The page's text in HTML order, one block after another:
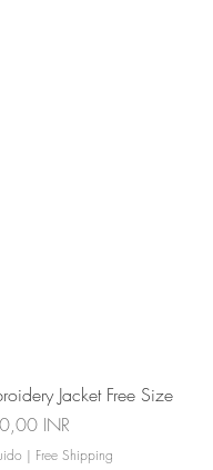
rápidaJacket Free Size
INR
| Free Shipping